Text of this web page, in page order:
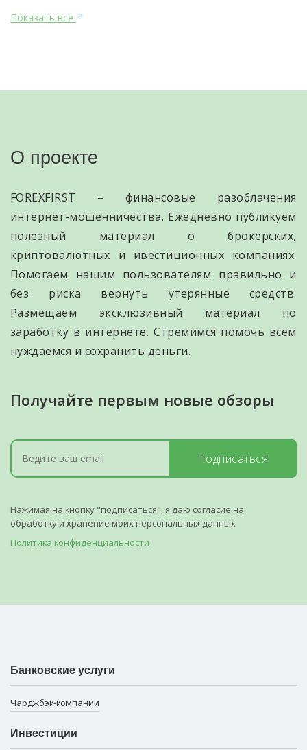
Показать все
О проекте
FOREXFIRST – финансовые разоблачения
интернет-мошенничества. Ежедневно публикуем
полезный материал о брокерских,
криптовалютных и ивестиционных компаниях.
Помогаем нашим пользователям правильно и
без риска вернуть утерянные средств.
Размещаем эксклюзивный материал по
заработку в интернете. Стремимся помочь всем
нуждаемся и сохранить деньги.
Получайте первым новые обзоры
Подписаться
Нажимая на кнопку "подписаться", я даю согласие на
обработку и хранение моих персональных данных
Политика конфиденциальности
Банковские услуги
Чарджбэк-компании
Инвестиции